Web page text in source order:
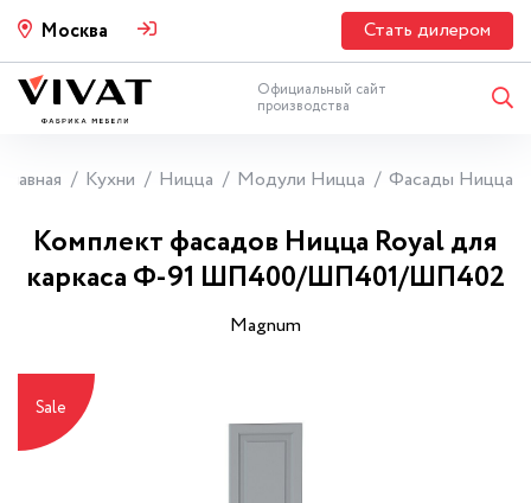
Москва Стать дилером
Официальный сайт
производства
Главная Кухни Ницца Модули Ницца Фасады Ницца
Комплект фасадов Ницца Royal для
каркаса Ф-91 ШП400/ШП401/ШП402
Magnum
Sale